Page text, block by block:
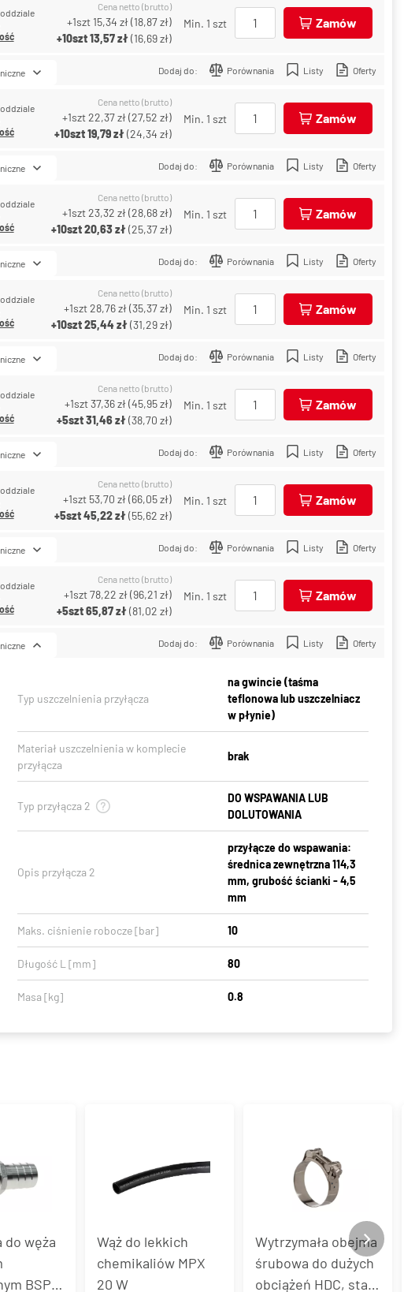
Cena netto (brutto)
+1szt 15,34 zł(18,87 zł)
+10szt13,57 zł(16,69 zł)
Min. 1 szt Zamów
Dodaj do: Porównania Listy Oferty
Cena netto (brutto)
+1szt22,37 zł(27,52 zł)
+10szt19,79 zł(24,34 zł)
Min. 1 szt Zamów
Dodaj do: Porównania Listy Oferty
Cena netto (brutto)
+1szt23,32 zł(28,68 zł)
+10szt20,63 zł(25,37 zł)
Min. 1 szt Zamów
Dodaj do: Porównania Listy Oferty
Cena netto (brutto)
+1szt28,76 zł(35,37 zł)
+10szt25,44 zł(31,29 zł)
Min. 1 szt Zamów
Dodaj do: Porównania Listy Oferty
Cena netto (brutto)
+1szt37,36 zł(45,95 zł)
+5szt31,46 zł(38,70 zł)
Min. 1 szt Zamów
Dodaj do: Porównania Listy Oferty
Cena netto (brutto)
+1szt 53,70 zł(66,05 zł)
+5szt45,22 zł(55,62 zł)
Min. 1 szt Zamów
Dodaj do: Porównania Listy Oferty
Cena netto (brutto)
+1szt78,22 zł(96,21 zł)
+5szt65,87 zł(81,02 zł)
Min. 1 szt Zamów
Dodaj do: Porównania Listy Oferty
Typ uszczelnienia przyłącza
na gwincie (taśma
teflonowa lub uszczelniacz
w płynie)
Materiał uszczelnienia w komplecie
przyłącza
brak
Typ przyłącza 2
DO WSPAWANIA LUB
DOLUTOWANIA
Opis przyłącza 2
przyłącze do wspawania:
średnica zewnętrzna 114,3
mm, grubość ścianki - 4,5
mm
Maks. ciśnienie robocze [bar] 10
Długość L [mm] 80
Masa [kg] 0.8
do węża
BSPT,
Wąż do lekkich
chemikaliów MPX
20 W
Wytrzymała obejma
śrubowa do dużych
obciążeń HDC, stal